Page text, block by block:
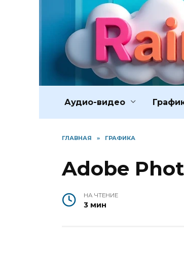
Аудио-видео
ГЛАВНАЯ » ГРАФИКА
Adobe
НА ЧТЕНИЕ
3 мин